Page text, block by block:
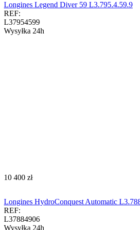
Longines Legend Diver 59 L3.795.4.59.9
REF:
L37954599
Wysyłka 24h
‍10 400‍ zł
Longines HydroConquest Automatic
REF:
L37884906
Wysyłka 24h